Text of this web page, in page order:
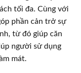
tối đa. Cùng với
phần cản trở sự
từ đó giúp căn
người sử dụng
mát.